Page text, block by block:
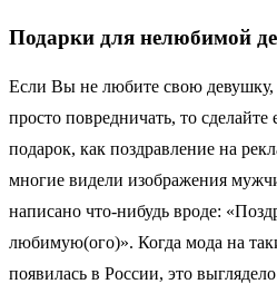
Подарки для нелюбимой
Если Вы не любите свою девушку,
просто повредничать, то сделайте
подарок, как поздравление на
многие видели изображения
написано что-нибудь вроде:
любимую(ого)». Когда мода на
появилась в России, это